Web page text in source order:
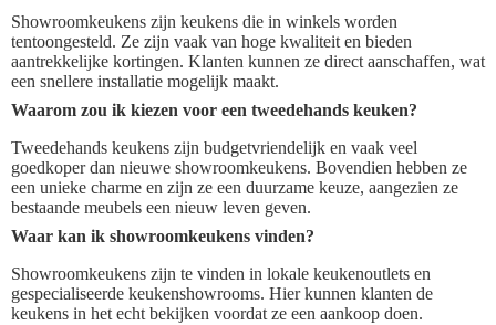
Showroomkeukens zijn keukens die in winkels worden
tentoongesteld. Ze zijn vaak van hoge kwaliteit en bieden
aantrekkelijke kortingen. Klanten kunnen ze direct aanschaffen, wat
een snellere installatie mogelijk maakt.
Waarom zou ik kiezen voor een tweedehands keuken?
Tweedehands keukens zijn budgetvriendelijk en vaak veel
goedkoper dan nieuwe showroomkeukens. Bovendien hebben ze
een unieke charme en zijn ze een duurzame keuze, aangezien ze
bestaande meubels een nieuw leven geven.
Waar kan ik showroomkeukens vinden?
Showroomkeukens zijn te vinden in lokale keukenoutlets en
gespecialiseerde keukenshowrooms. Hier kunnen klanten de
keukens in het echt bekijken voordat ze een aankoop doen.